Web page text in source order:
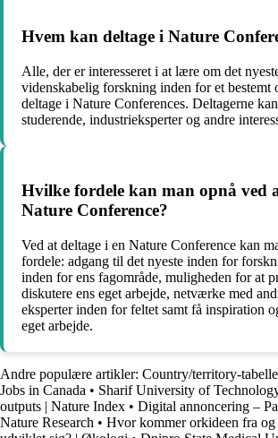
Hvem kan deltage i Nature
Alle, der er interesseret i at lære om det
videnskabelig forskning inden for et bestemt
deltage i Nature Conferences. Deltagerne
studerende, industrieksperter og andre
Hvilke fordele kan man opnå ved
Nature Conference?
Ved at deltage i en Nature Conference kan
fordele: adgang til det nyeste inden for
inden for ens fagområde, muligheden for at
diskutere ens eget arbejde, netværke med
eksperter inden for feltet samt få inspiration
eget arbejde.
Andre populære artikler: Country/territory-
Jobs in Canada • Sharif University of
outputs | Nature Index • Digital annoncering –
Nature Research • Hvor kommer orkideen fra og